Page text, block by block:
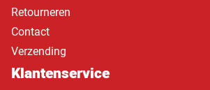
Retourneren
Contact
Verzending
Klantenservice